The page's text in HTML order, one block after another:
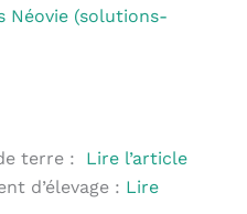
Néovie (solutions-
terre : Lire l’article
d’élevage : Lire